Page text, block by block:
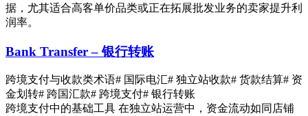
据，尤其适合高客单价品类或正在拓展批发业务的卖家提升利
润率。
Bank Transfer – 银行转账
跨境支付与收款类术语# 国际电汇# 独立站收款# 货款结算# 资
金划转# 跨国汇款# 跨境支付# 银行转账
跨境支付中的基础工具 在独立站运营中，资金流动如同店铺